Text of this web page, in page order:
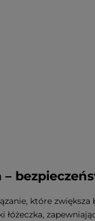
–
które